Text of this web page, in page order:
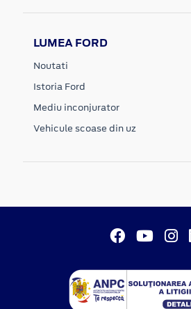
LUMEA FORD
Noutati
Istoria Ford
Mediu inconjurator
Vehicule scoase din uz